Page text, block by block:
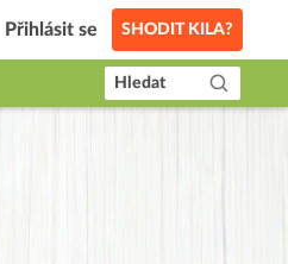
Přihlásit se SHODIT KILA?
Hledat